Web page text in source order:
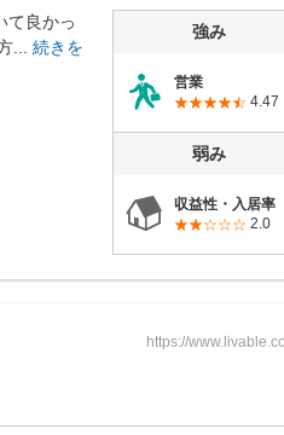
て良かっ
... 続きを
強み
営業
4.47
弱み
収益性・入居率
2.0
https://